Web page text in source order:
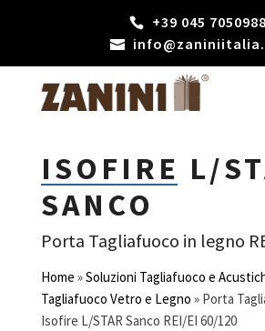
+39 045 7050988
ISOFIRE L/
SANCO
Porta Tagliafuoco in legno
Home »Soluzioni Tagliafuoco e
Tagliafuoco Vetro e Legno » Porta
Isofire L/STAR Sanco REI/EI 60/120